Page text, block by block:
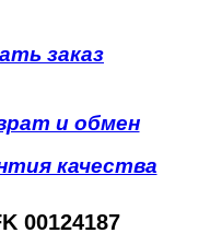
заказ
и обмен
качества
00124187